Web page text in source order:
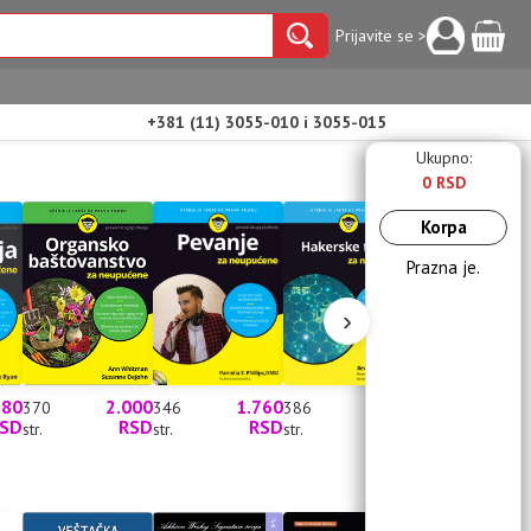
Prijavite se >
+381 (11) 3055-010 i 3055-015
›
370
str.
2.000
RSD
346
str.
1.760
RSD
386
str.
Ukupno:
0 RSD
Korpa
Prazna je.